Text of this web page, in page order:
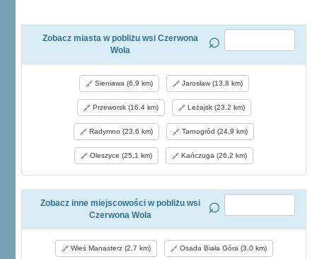
Zobacz miasta w pobliżu wsi Czerwona
Wola
Sieniawa (6,9 km) Jarosław (13,8 km)
Przeworsk (16,4 km) Leżajsk (23,2 km)
Radymno (23,6 km) Tarnogród (24,9 km)
Oleszyce (25,1 km) Kańczuga (26,2 km)
Zobacz inne miejscowości w pobliżu wsi
Czerwona Wola
Wieś Manasterz (2,7 km) Osada Biała Góra (3,0 km)